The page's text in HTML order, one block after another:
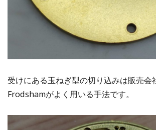
受けにある玉ねぎ型の切り込みは販売会
Frodshamがよく用いる手法です。